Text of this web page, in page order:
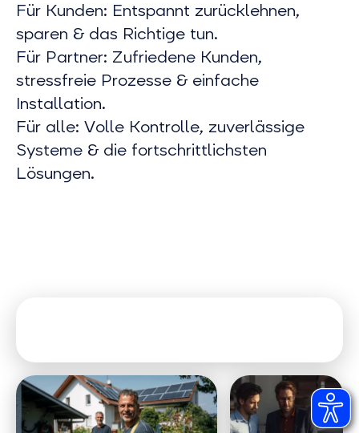
Für Kunden: Entspannt zurücklehnen,
sparen & das Richtige tun.
Für Partner: Zufriedene Kunden,
stressfreie Prozesse & einfache
Installation.
Für alle: Volle Kontrolle, zuverlässige
Systeme & die fortschrittlichsten
Lösungen.